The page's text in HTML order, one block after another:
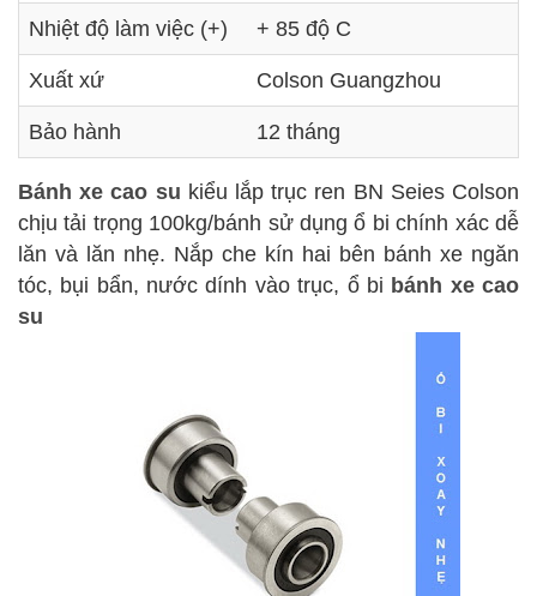
Nhiệt độ làm việc (+) + 85 độ C
Xuất xứ Colson Guangzhou
Bảo hành 12 tháng
Bánh xe cao su kiểu lắp trục ren BN Seies Colson
chịu tải trọng 100kg/bánh sử dụng ổ bi chính xác dễ
lăn và lăn nhẹ. Nắp che kín hai bên bánh xe ngăn
tóc, bụi bẩn, nước dính vào trục, ổ bi bánh xe cao
su